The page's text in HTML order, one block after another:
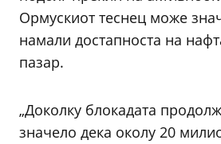
Ормускиот теснец може
намали достапноста на
пазар.
„Доколку блокадата
значело дека околу 20